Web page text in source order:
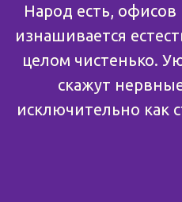
Народ есть, офисов
изнашивается
целом чистенько.
скажут
исключительно как